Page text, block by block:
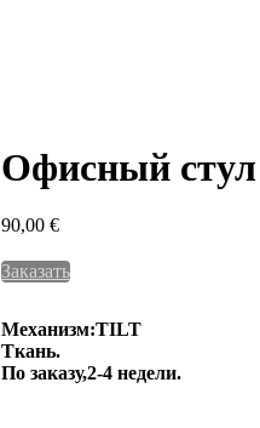
Офисный
90,00 €
Заказать
Meханизм:TILT
Ткань.
По заказу,2-4 недели.